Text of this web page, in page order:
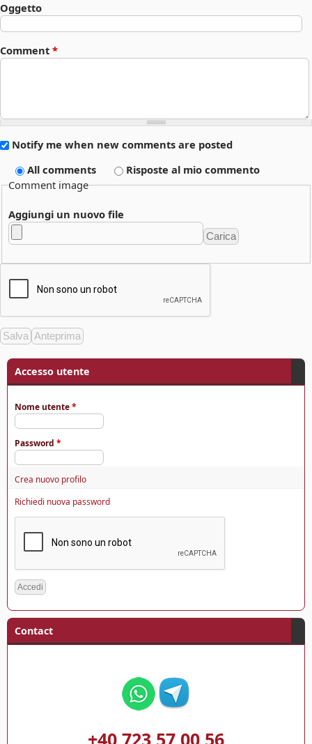
Oggetto
Comment *
Notify me when new comments are posted
All comments
Risposte al mio commento
Comment image
Aggiungi un nuovo file
Accesso utente
Nome utente*
Password *
Crea nuovo profilo
Richiedi nuova password
Contact